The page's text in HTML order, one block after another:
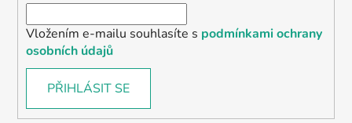
Vložením e-mailu souhlasíte s podmínkami ochrany
osobních údajů
PŘIHLÁSIT SE